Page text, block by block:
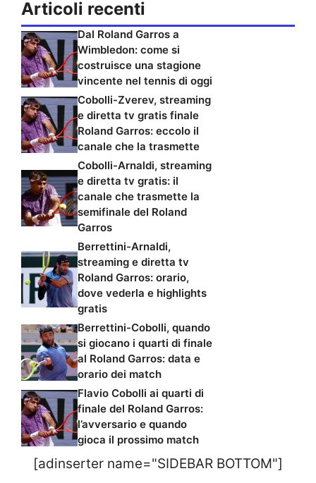
Articoli recenti
Dal Roland Garros a
Wimbledon: come si
costruisce una stagione
vincente nel tennis di oggi
Cobolli-Zverev, streaming
e diretta tv gratis finale
Roland Garros: eccolo il
canale che la trasmette
Cobolli-Arnaldi, streaming
e diretta tv gratis: il
canale che trasmette la
semifinale del Roland
Garros
Berrettini-Arnaldi,
streaming e diretta tv
Roland Garros: orario,
dove vederla e highlights
gratis
Berrettini-Cobolli, quando
si giocano i quarti di finale
al Roland Garros: data e
orario dei match
Flavio Cobolli ai quarti di
finale del Roland Garros:
l’avversario e quando
gioca il prossimo match
[adinserter name="SIDEBAR BOTTOM"]